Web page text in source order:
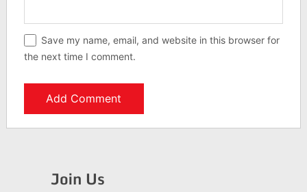
Save my name, email, and website in this browser for
the next time I comment.
Join Us